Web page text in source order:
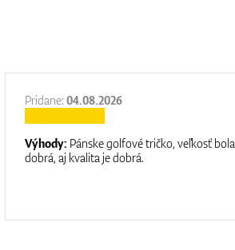
Pridane:04.08.2026
Výhody: Pánske golfové tričko, veľkosť bola
dobrá, aj kvalita je dobrá.